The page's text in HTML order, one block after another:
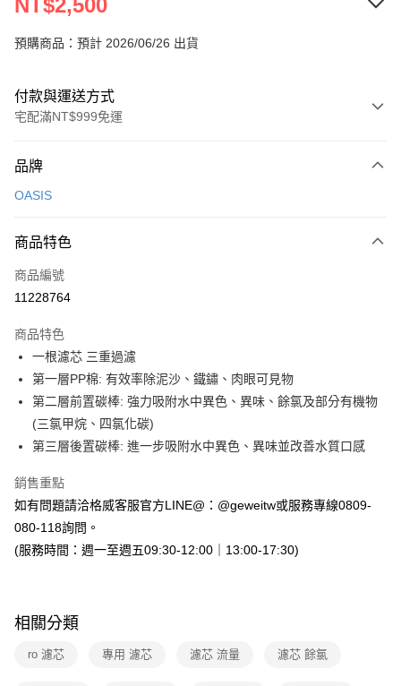
NT$2,500
預購商品：預計 2026/06/26 出貨
付款與運送方式
宅配滿NT$999免運
信用卡一次付款
3 期 0 利率 每期
合作金庫商業銀行
上海商業儲蓄銀行
臺灣中小企業銀行
匯豐（台灣）商業銀行
聯邦商業銀行
遠東國際商業銀行
元大商業銀行
永豐商業銀行
玉山商業銀行
台灣樂天信用卡公司
合作金庫商業銀行
上海商業儲蓄銀行
國泰世華商業銀行
匯豐（台灣）商業銀行
華泰商業銀行
聯邦商業銀行
遠東國際商業銀行
元大商業銀行
玉山商業銀行
星展（台灣）商業銀行
台灣樂天信用卡公司
即享券
LINE Pay
Apple Pay
街口支付
Google Pay
運送方式
每筆NT$100，滿NT$999(含以上)免運費
免運費
品牌
OASIS
商品特色
商品編號
11228764
商品特色
一根濾芯 三重過濾
第一層PP棉: 有效率除泥沙、鐵鏽、肉眼可見物
第二層前置碳棒: 強力吸附水中異色、異味、餘氯及部分有機物
(三氯甲烷、四氯化碳)
第三層後置碳棒: 進一步吸附水中異色、異味並改善水質口感
銷售重點
如有問題請洽格威客服官方LINE@：@geweitw或服務專線0809-
080-118詢問。
(服務時間：週一至週五09:30-12:00｜13:00-17:30)
相關分類
ro 濾芯 專用 濾芯 濾芯 流量 濾芯 餘氯